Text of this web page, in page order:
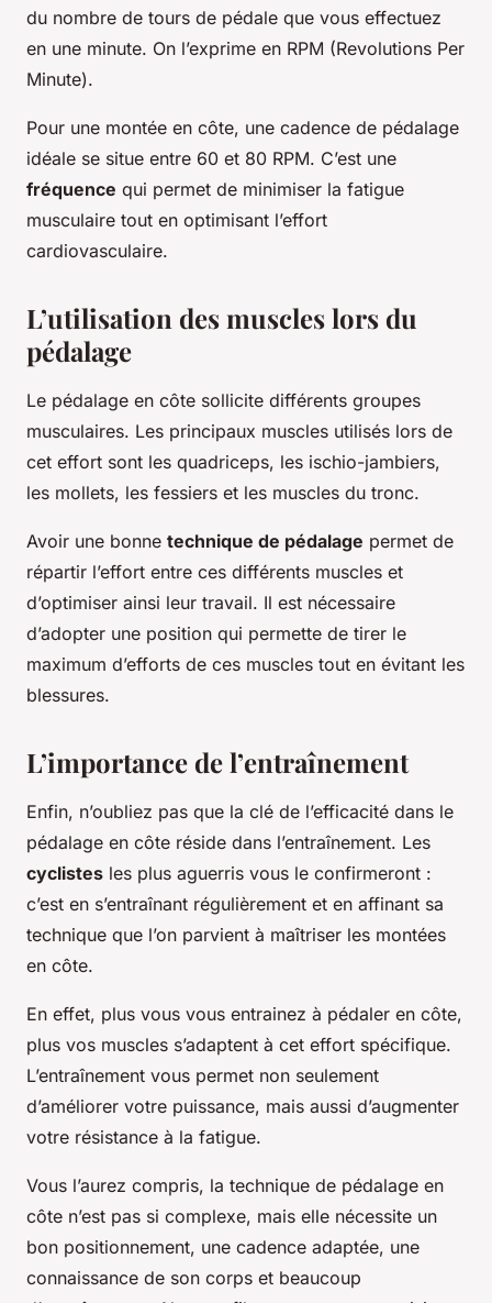
du nombre de tours de pédale que vous effectuez
en une minute. On l’exprime en RPM (Revolutions Per
Minute).
Pour une montée en côte, une cadence de pédalage
idéale se situe entre 60 et 80 RPM. C’est une
fréquence qui permet de minimiser la fatigue
musculaire tout en optimisant l’effort
cardiovasculaire.
L’utilisation des muscles lors du
pédalage
Le pédalage en côte sollicite différents groupes
musculaires. Les principaux muscles utilisés lors de
cet effort sont les quadriceps, les ischio-jambiers,
les mollets, les fessiers et les muscles du tronc.
Avoir une bonne technique de pédalage permet de
répartir l’effort entre ces différents muscles et
d’optimiser ainsi leur travail. Il est nécessaire
d’adopter une position qui permette de tirer le
maximum d’efforts de ces muscles tout en évitant les
blessures.
L’importance de l’entraînement
Enfin, n’oubliez pas que la clé de l’efficacité dans le
pédalage en côte réside dans l’entraînement. Les
cyclistes les plus aguerris vous le confirmeront :
c’est en s’entraînant régulièrement et en affinant sa
technique que l’on parvient à maîtriser les montées
en côte.
En effet, plus vous vous entrainez à pédaler en côte,
plus vos muscles s’adaptent à cet effort spécifique.
L’entraînement vous permet non seulement
d’améliorer votre puissance, mais aussi d’augmenter
votre résistance à la fatigue.
Vous l’aurez compris, la technique de pédalage en
côte n’est pas si complexe, mais elle nécessite un
bon positionnement, une cadence adaptée, une
connaissance de son corps et beaucoup